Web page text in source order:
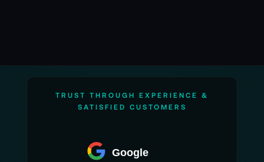
TRUST THROUGH EXPERIENCE &
SATISFIED CUSTOMERS
Google